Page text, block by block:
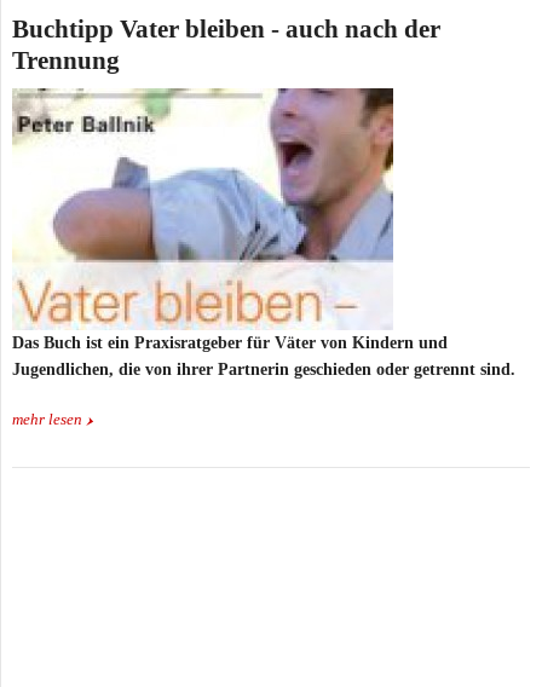
Buchtipp Vater bleiben - auch nach der
Trennung
Das Buch ist ein Praxisratgeber für Väter von Kindern und
Jugendlichen, die von ihrer Partnerin geschieden oder getrennt sind.
mehr lesen